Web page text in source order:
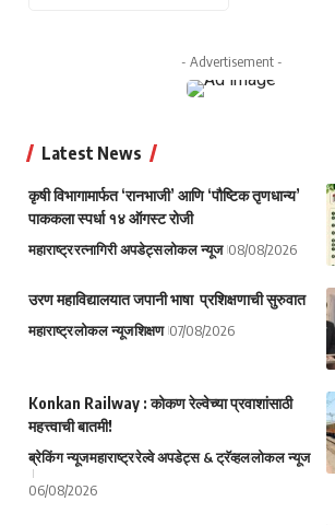
- Advertisement -
Latest News
कृषी विभागामार्फत ‘रानभाजी’ आणि ‘पौष्टिक तृणधान्य’
पाककला स्पर्धा १४ ऑगस्ट रोजी
महाराष्ट्ररत्नागिरी अपडेट्सलोकल न्यूज 08/08/2026
उरण महाविद्यालयात जपानी भाषा प्रशिक्षणाची सुरुवात
महाराष्ट्रलोकल न्यूजशिक्षण 07/08/2026
Konkan Railway : कोकण रेल्वेच्या प्रवाशांसाठी
महत्त्वाची बातमी!
ब्रेकिंग न्यूजमहाराष्ट्ररेल्वे अपडेट्स & ट्रॅव्हललोकल न्यूज
06/08/2026